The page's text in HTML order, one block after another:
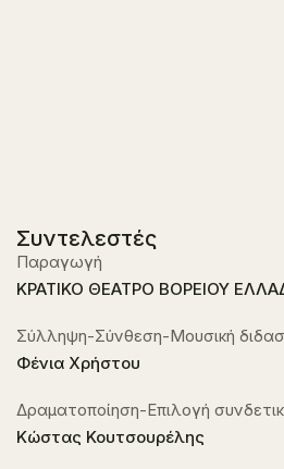
Συντελεστές
Παραγωγή
ΚΡΑΤΙΚΟ ΘΕΑΤΡΟ ΒΟΡΕΙΟΥ
Σύλληψη-Σύνθεση-Μουσική
Φένια Χρήστου
Δραματοποίηση-Επιλογή
Κώστας Κουτσουρέλης